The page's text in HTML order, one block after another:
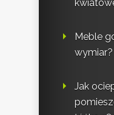
Meble
wymiar?
Jak